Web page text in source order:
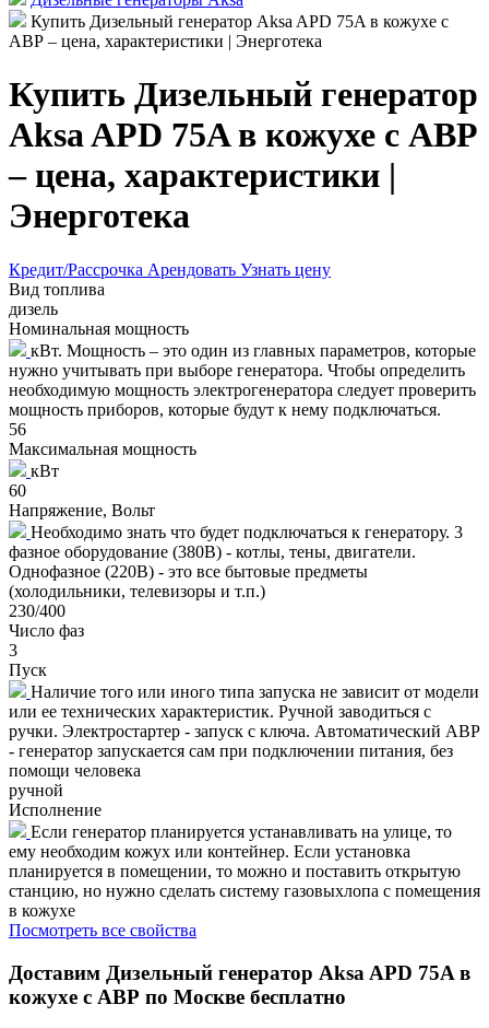
Купить Дизельный генератор Aksa APD 75A в кожухе с
АВР – цена, характеристики | Энерготека
Купить Дизельный генератор
Aksa APD 75A в кожухе с АВР
– цена, характеристики |
Энерготека
Кредит/Рассрочка Арендовать Узнать цену
Вид топлива
дизель
Номинальная мощность
кВт. Мощность – это один из главных параметров, которые
нужно учитывать при выборе генератора. Чтобы определить
необходимую мощность электрогенератора следует проверить
мощность приборов, которые будут к нему подключаться.
56
Максимальная мощность
кВт
60
Напряжение, Вольт
Необходимо знать что будет подключаться к генератору. 3
фазное оборудование (380В) - котлы, тены, двигатели.
Однофазное (220В) - это все бытовые предметы
(холодильники, телевизоры и т.п.)
230/400
Число фаз
3
Пуск
Наличие того или иного типа запуска не зависит от модели
или ее технических характеристик. Ручной заводиться с
ручки. Электростартер - запуск с ключа. Автоматический АВР
- генератор запускается сам при подключении питания, без
помощи человека
ручной
Исполнение
Если генератор планируется устанавливать на улице, то
ему необходим кожух или контейнер. Если установка
планируется в помещении, то можно и поставить открытую
станцию, но нужно сделать систему газовыхлопа с помещения
в кожухе
Посмотреть все свойства
Доставим Дизельный генератор Aksa APD 75A в
кожухе с АВР по Москве бесплатно